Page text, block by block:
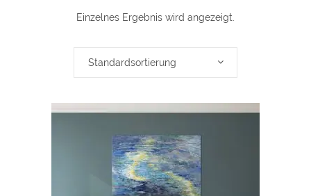
Einzelnes Ergebnis wird angezeigt.
Standardsortierung